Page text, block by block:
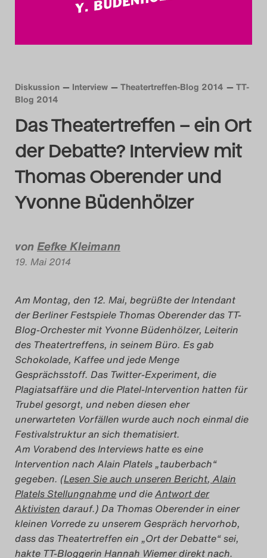
2014
Das Theatertreffen-Blog
Das Theatertreffen-Blog
2016
Das Theatertreffen-Blog
2017
Das Theatertreffen-Blog
2018
Das Theatertreffen-Blog
2018 Alumni
Das Theatertreffen-Blog
2019
Das Theatertreffen-Blog
2020
Das Theatertreffen-Blog
2021
Das Theatertreffen-Blog
2022
Diskussion Interview Theatertreffen-Blog 2014
TT-
Blog 2014
Das Theatertreffen – ein Ort
der Debatte? Interview mit
Thomas Oberender und
Yvonne Büdenhölzer
vonEefke Kleimann
19. Mai 2014
Am Montag, den 12. Mai, begrüßte der Intendant
der Berliner Festspiele Thomas Oberender das TT-
Blog-Orchester mit Yvonne Büdenhölzer, Leiterin
des Theatertreffens, in seinem Büro. Es gab
Schokolade, Kaffee und jede Menge
Gesprächsstoff. Das Twitter-Experiment, die
Plagiatsaffäre und die Platel-Intervention hatten für
Trubel gesorgt, und neben diesen eher
unerwarteten Vorfällen wurde auch noch einmal die
Festivalstruktur an sich thematisiert.
Am Vorabend des Interviews hatte es eine
Intervention nach Alain Platels „tauberbach“
gegeben. (Lesen Sie auch unseren Bericht, Alain
Platels Stellungnahme und dieAntwort der
Aktivisten darauf.) Da Thomas Oberender in einer
kleinen Vorrede zu unserem Gespräch hervorhob,
dass das Theatertreffen ein „Ort der Debatte“ sei,
hakte TT-Bloggerin Hannah Wiemer direkt nach.